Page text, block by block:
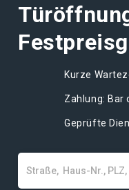
Kurze
Zahlung: Bar
Geprüfte